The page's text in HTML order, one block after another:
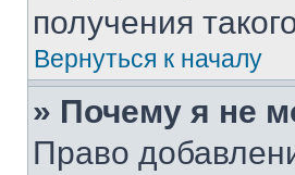
получения
Вернуться к началу
» Почему я не
Право